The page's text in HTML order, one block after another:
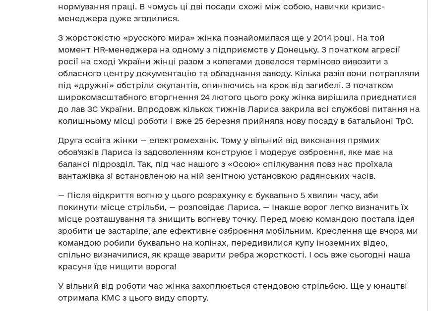
нормування праці. В чомусь ці дві посади схожі між собою, навички кризис-
менеджера дуже згодилися.
З жорстокістю «русского мира» жінка познайомилася ще у 2014 році. На той
момент HR-менеджера на одному з підприємств у Донецьку. З початком агресії
росії на сході України жінці разом з колегами довелося терміново вивозити з
обласного центру документацію та обладнання заводу. Кілька разів вони потрапляли
під «дружні» обстріли окупантів, опиняючись на крок від загибелі. З початком
широкомасштабного вторгнення 24 лютого цього року жінка вирішила приєднатися
до лав ЗС України. Впродовж кількох тижнів Лариса закрила всі службові питання на
колишньому місці роботи і вже 25 березня прийняла нову посаду в батальйоні ТрО.
Друга освіта жінки — електромеханік. Тому у вільний від виконання прямих
обов’язків Лариса із задоволенням конструює і модерує озброєння, яке має на
балансі підрозділ. Так, під час нашого з «Осою» спілкування повз нас проїхала
вантажівка зі встановленою на ній зенітною установкою радянських часів.
— Після відкриття вогню у цього розрахунку є буквально 5 хвилин часу, аби
покинути місце стрільби, — розповідає Лариса. — Інакше ворог легко визначить їх
місце розташування та знищить вогневу точку. Перед моєю командою постала ідея
зробити це застаріле, але ефективне озброєння мобільним. Креслення ще вчора ми
командою робили буквально на колінах, передивилися купу іноземних відео,
спільно визначилися, як краще зварити ребра жорсткості. І ось вже сьогодні наша
красуня їде нищити ворога!
У вільний від роботи час жінка захоплюється стендовою стрільбою. Ще у юнацтві
отримала КМС з цього виду спорту.